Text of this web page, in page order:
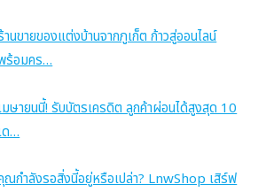
านขายของแต่งบ้านจากภูเก็ต ก้าวสู่ออนไลน์
ร้อมคร…
มษายนนี้! รับบัตรเครดิต ลูกค้าผ่อนได้สูงสุด 10
ด…
ณกำลังรอสิ่งนี้อยู่หรือเปล่า? LnwShop เสิร์ฟ